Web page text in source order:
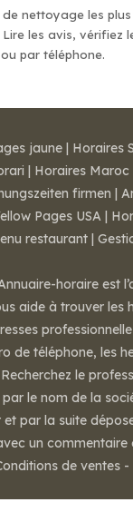
nettoyage les
les avis, vérifiez
par téléphone.
jaune | Horaires
| Horaires Maroc
firmen |
Pages USA |
restaurant |
horaire est
aide à trouver les
de téléphone, les
le
le nom de la
par la suite
un commentaire
de ventes -